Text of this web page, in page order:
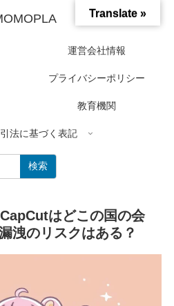
運営会社情報
プライバシーポリシー
教育機関
法に基づく表記
検索
はどこの国の会
洩のリスクはある？
Translate »